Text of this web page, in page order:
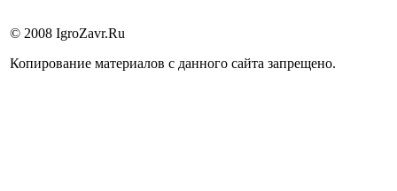
© 2008 IgroZavr.Ru
Копирование материалов с данного сайта запрещено.